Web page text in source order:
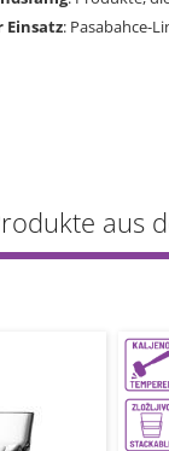
Einsatz: Pasabahce-
aus